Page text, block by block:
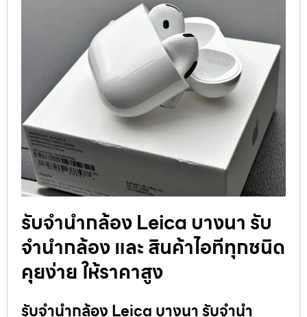
รับจำนำกล้อง Leica บางนา รับ
จํานํากล้อง และ สินค้าไอทีทุกชนิด
คุยง่าย ให้ราคาสูง
รับจำนำกล้อง Leica บางนา รับจํานํา